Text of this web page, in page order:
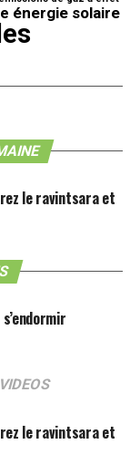
énergie solaire
le ravintsara et
VIDEOS
le ravintsara et